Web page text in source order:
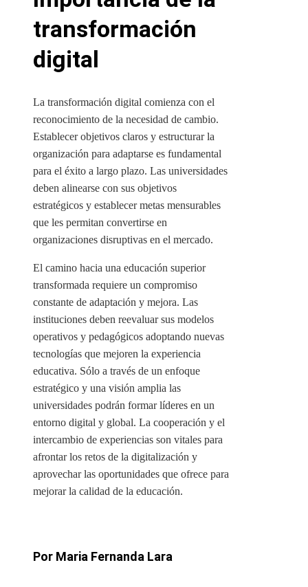
transformación
digital
La transformación digital comienza con el
reconocimiento de la necesidad de cambio.
Establecer objetivos claros y estructurar la
organización para adaptarse es fundamental
para el éxito a largo plazo. Las universidades
deben alinearse con sus objetivos
estratégicos y establecer metas mensurables
que les permitan convertirse en
organizaciones disruptivas en el mercado.
El camino hacia una educación superior
transformada requiere un compromiso
constante de adaptación y mejora. Las
instituciones deben reevaluar sus modelos
operativos y pedagógicos adoptando nuevas
tecnologías que mejoren la experiencia
educativa. Sólo a través de un enfoque
estratégico y una visión amplia las
universidades podrán formar líderes en un
entorno digital y global. La cooperación y el
intercambio de experiencias son vitales para
afrontar los retos de la digitalización y
aprovechar las oportunidades que ofrece para
mejorar la calidad de la educación.
Por Maria Fernanda Lara